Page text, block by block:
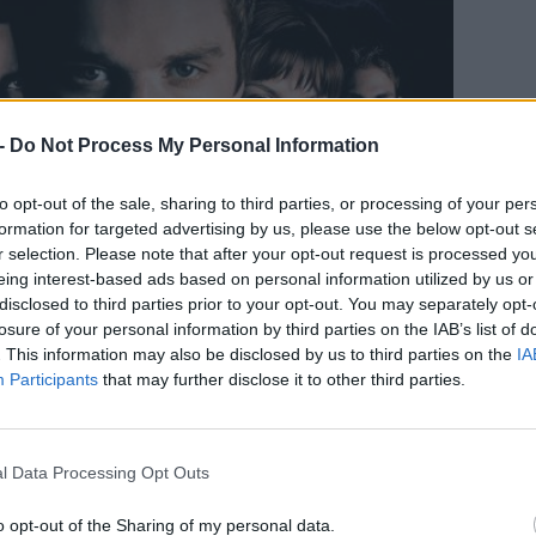
Do Not Process My Personal Information
opt-out of the sale, sharing to third parties, or processing of your
for targeted advertising by us, please use the below opt-out
selection. Please note that after your opt-out request is processed
interest-based ads based on personal information utilized by us
to third parties prior to your opt-out. You may separately
of your personal information by third parties on the IAB’s list of
This information may also be disclosed by us to third parties on the
Participants that may further disclose it to other third parties.
Data Processing Opt Outs
opt-out of the Sharing of my personal data.
Végső állomás 3egyfajta vízválasztónak is
a gyönyörű Mary Elizabeth Winstead, itt
az alapötlet. 2009-ben – mikor javában
kapott egy erre felhúzott részt – landolt a
Semmi újat nem tesz hozzá az eddigi